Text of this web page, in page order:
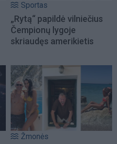
Sportas
„Rytą“ papildė vilniečius
Čempionų lygoje
skriaudęs amerikietis
Žmonės